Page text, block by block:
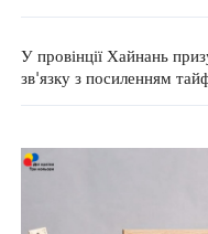
У провінції Хайнань
зв'язку з посиленням